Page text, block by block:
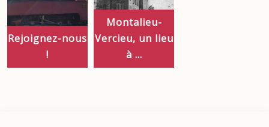
Rejoignez-nous
!
Montalieu-
Vercieu, un lieu
à ...